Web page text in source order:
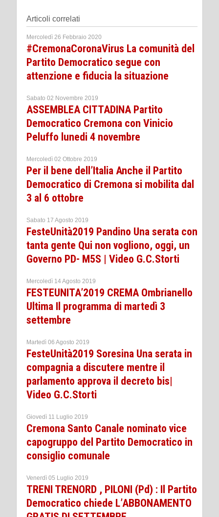
Articoli correlati
Mercoledì 26 Febbraio 2020
#CremonaCoronaVirus La comunità del
Partito Democratico segue con
attenzione e fiducia la situazione
Sabato 02 Novembre 2019
ASSEMBLEA CITTADINA Partito
Democratico Cremona con Vinicio
Peluffo lunedi 4 novembre
Mercoledì 02 Ottobre 2019
Per il bene dell’Italia Anche il Partito
Democratico di Cremona si mobilita dal
3 al 6 ottobre
Sabato 17 Agosto 2019
FesteUnità2019 Pandino Una serata con
tanta gente Qui non vogliono, oggi, un
Governo PD- M5S | Video G.C.Storti
Mercoledì 14 Agosto 2019
FESTEUNITA’2019 CREMA Ombrianello
Ultima Il programma di martedì 3
settembre
Martedì 06 Agosto 2019
FesteUnità2019 Soresina Una serata in
compagnia a discutere mentre il
parlamento approva il decreto bis|
Video G.C.Storti
Giovedì 11 Luglio 2019
Cremona Santo Canale nominato vice
capogruppo del Partito Democratico in
consiglio comunale
Venerdì 05 Luglio 2019
TRENI TRENORD , PILONI (Pd) : Il Partito
Democratico chiede L’ABBONAMENTO